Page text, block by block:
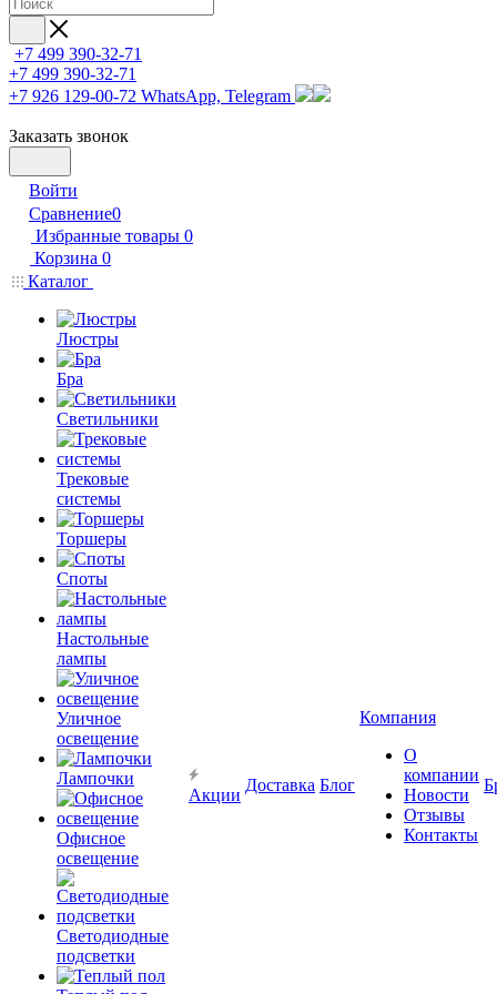
+7 499 390-32-71
+7 499 390-32-71
+7 926 129-00-72 WhatsApp, Telegram
Заказать звонок
Войти
Сравнение0
Избранные товары 0
Корзина 0
Каталог
Люстры
Бра
Светильники
Трековые
системы
Торшеры
Споты
Настольные
лампы
Уличное
освещение
Лампочки
Офисное
освещение
Светодиодные
подсветки
Акции
Доставка Блог
Компания
О
компании
Новости
Отзывы
Контакты